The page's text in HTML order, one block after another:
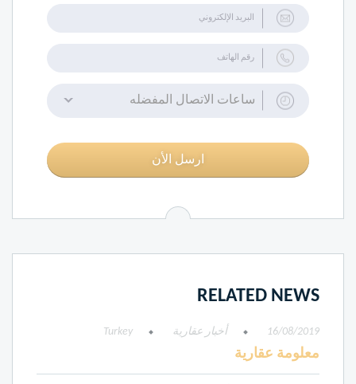
ساعات الاتصال المفضله
ارسل الأن
RELATED NEWS
16/08/2019 أخبار عقارية Turkey
معلومة عقارية